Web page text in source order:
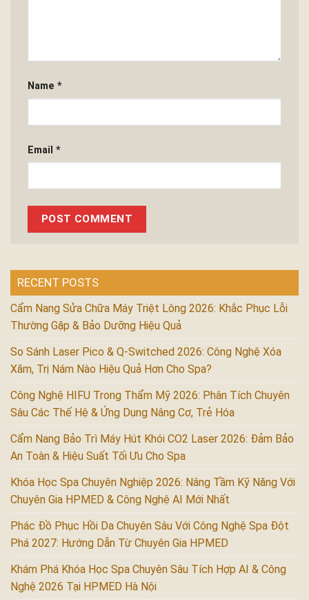
Name *
Email *
RECENT POSTS
Cẩm Nang Sửa Chữa Máy Triệt Lông 2026: Khắc Phục Lỗi
Thường Gặp & Bảo Dưỡng Hiệu Quả
So Sánh Laser Pico & Q-Switched 2026: Công Nghệ Xóa
Xăm, Trị Nám Nào Hiệu Quả Hơn Cho Spa?
Công Nghệ HIFU Trong Thẩm Mỹ 2026: Phân Tích Chuyên
Sâu Các Thế Hệ & Ứng Dụng Nâng Cơ, Trẻ Hóa
Cẩm Nang Bảo Trì Máy Hút Khói CO2 Laser 2026: Đảm Bảo
An Toàn & Hiệu Suất Tối Ưu Cho Spa
Khóa Học Spa Chuyên Nghiệp 2026: Nâng Tầm Kỹ Năng Với
Chuyên Gia HPMED & Công Nghệ AI Mới Nhất
Phác Đồ Phục Hồi Da Chuyên Sâu Với Công Nghệ Spa Đột
Phá 2027: Hướng Dẫn Từ Chuyên Gia HPMED
Khám Phá Khóa Học Spa Chuyên Sâu Tích Hợp AI & Công
Nghệ 2026 Tại HPMED Hà Nội